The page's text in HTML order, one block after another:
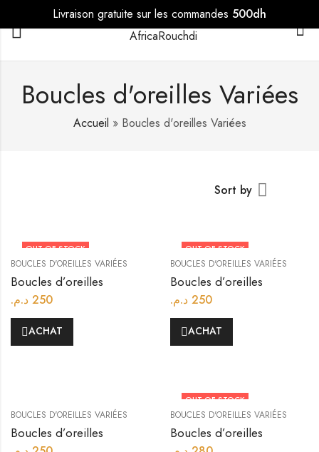
Livraison gratuite sur les commandes 500dh
Boucles d'oreilles Variées
Accueil » Boucles d'oreilles Variées
Sort by
OUT OF STOCK
BOUCLES D'OREILLES VARIÉES
Boucles d’oreilles
250 د.م.
ACHAT
OUT OF STOCK
BOUCLES D'OREILLES VARIÉES
Boucles d’oreilles
250 د.م.
ACHAT
BOUCLES D'OREILLES VARIÉES
Boucles d’oreilles
OUT OF STOCK
BOUCLES D'OREILLES VARIÉES
Boucles d’oreilles